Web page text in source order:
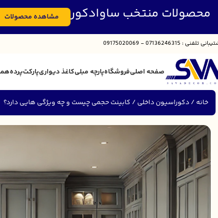
تیبانی تلفنی : 07136246315 - 09175020069
صفحه اصلیفروشگاهپارچه مبلیکاغذ دیواریپارکتپرده
خانه دکوراسیون داخلی کابینت حجمی چیست و چه ویژگی هایی دارد؟
محصولات منتخب ساوادکور مشاهده محصولات